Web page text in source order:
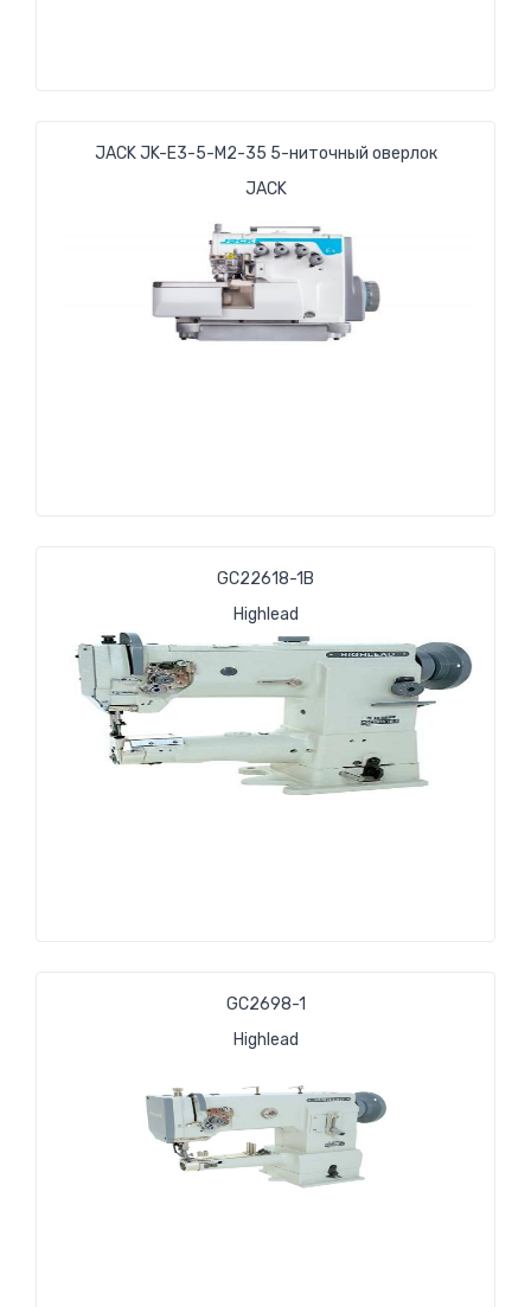
JACK JK-E3-5-М2-35 5-ниточный оверлок
JACK
GС22618-1В
Highlead
GС2698-1
Highlead